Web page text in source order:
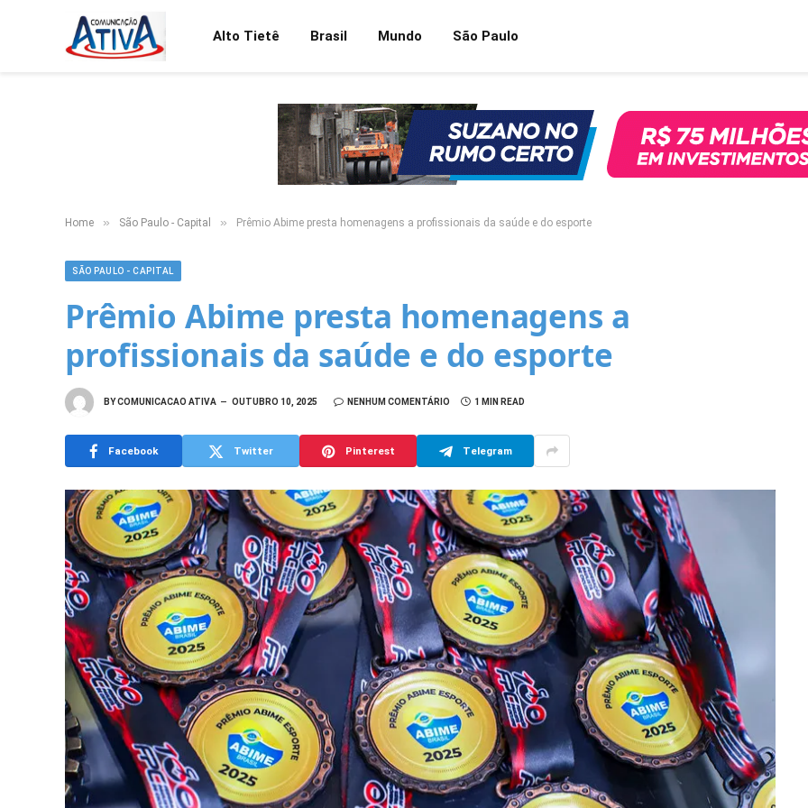
Alto Tietê Brasil Mundo São Paulo
Home » São Paulo - Capital » Prêmio Abime presta homenagens a profissionais da saúde e do esporte
SÃO PAULO - CAPITAL
Prêmio Abime presta homenagens a
profissionais da saúde e do esporte
BYCOMUNICACAO ATIVA OUTUBRO 10, 2025 NENHUM COMENTÁRIO 1 MIN READ
Facebook Twitter Pinterest Telegram